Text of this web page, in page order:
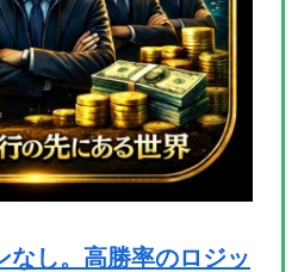
なし。高勝率のロジッ